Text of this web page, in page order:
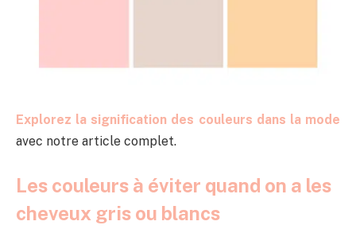
Explorez la signification des couleurs dans la mode
avec notre article complet.
Les couleurs à éviter quand on a les
cheveux gris ou blancs